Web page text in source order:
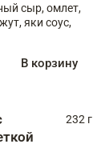
сыр, омлет,
яки соус,
В корзину
232 г